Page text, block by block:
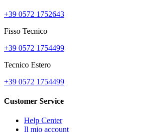
+39 0572 1752643
Fisso Tecnico
+39 0572 1754499
Tecnico Estero
+39 0572 1754499
Customer Service
Help Center
Il mio account